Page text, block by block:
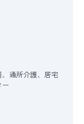
通所介護、居宅